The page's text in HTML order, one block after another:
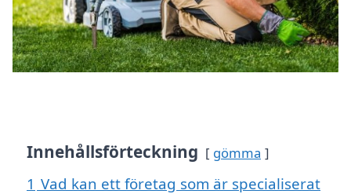
Innehållsförteckning gömma
1 Vad kan ett företag som är specialiserat